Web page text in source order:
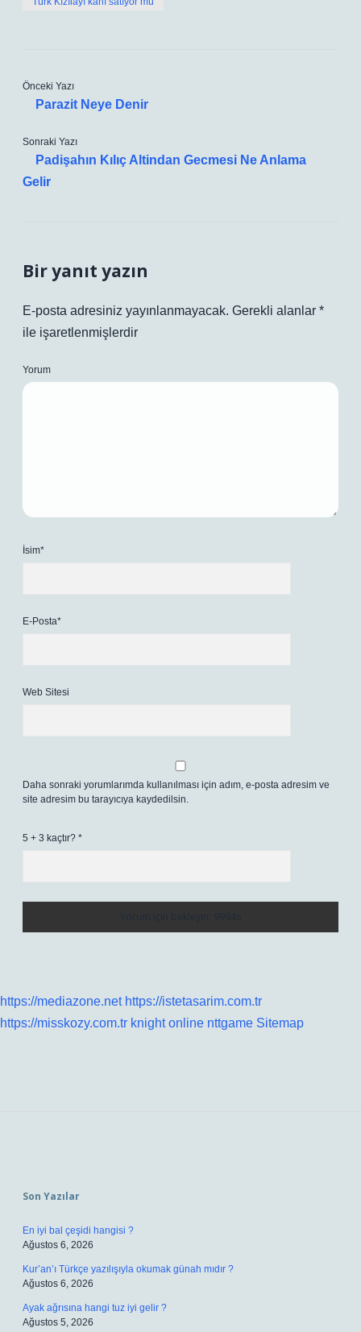
Önceki Yazı
Parazit Neye Denir
Sonraki Yazı
Padişahın Kılıç Altindan Gecmesi Ne Anlama
Gelir
Bir yanıt yazın
E-posta adresiniz yayınlanmayacak. Gerekli alanlar *
ile işaretlenmişlerdir
Yorum
İsim*
E-Posta*
Web Sitesi
Daha sonraki yorumlarımda kullanılması için adım, e-posta adresim ve
site adresim bu tarayıcıya kaydedilsin.
5 + 3 kaçtır? *
https://mediazone.net https://istetasarim.com.tr
https://misskozy.com.tr knight online nttgame Sitemap
Son Yazılar
En iyi bal çeşidi hangisi ?
Ağustos 6, 2026
Kur’an’ı Türkçe yazılışıyla okumak günah mıdır ?
Ağustos 6, 2026
Ayak ağrısına hangi tuz iyi gelir ?
Ağustos 5, 2026